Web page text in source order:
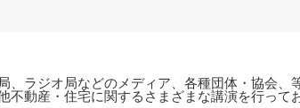
、ラジオ局などのメディア、各種団体・協会、
動産・住宅に関するさまざまな講演を行って